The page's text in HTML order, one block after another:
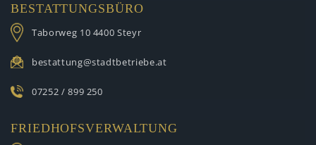
BESTATTUNGSBÜRO
Taborweg 10 4400 Steyr
bestattung@stadtbetriebe.at
07252 / 899 250
FRIEDHOFSVERWALTUNG